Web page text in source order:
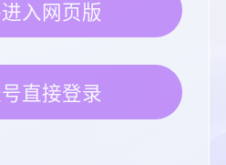
入网页版
直接登录